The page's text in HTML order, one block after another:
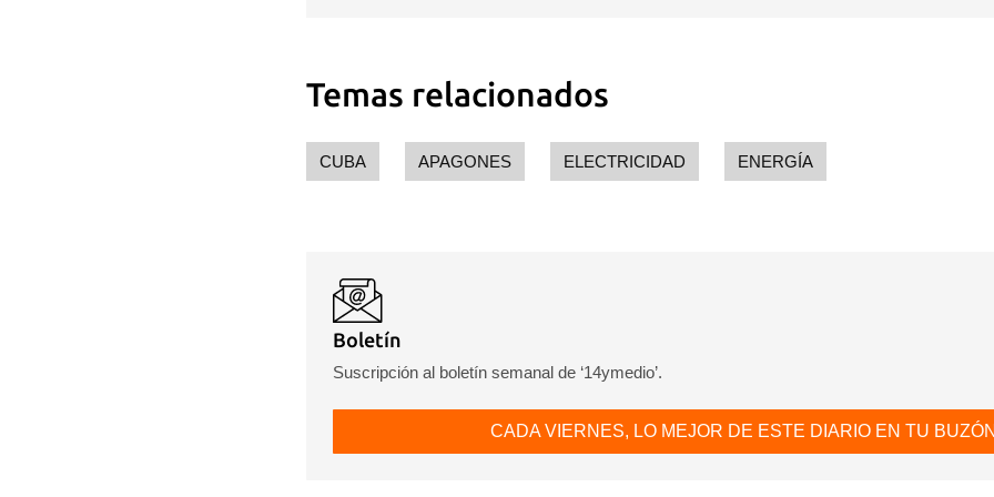
Temas relacionados
CUBA APAGONES ELECTRICIDAD ENERGÍA
Boletín
Suscripción al boletín semanal de ‘14ymedio’.
CADA VIERNES, LO MEJOR DE ESTE DIARIO EN TU